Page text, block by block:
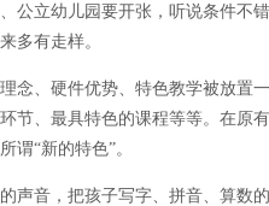
立幼儿园要开张，听说条件不
多有走样。
、硬件优势、特色教学被放置
节、最具特色的课程等等。在原
谓“新的特色”。
音，把孩子写字、拼音、算数